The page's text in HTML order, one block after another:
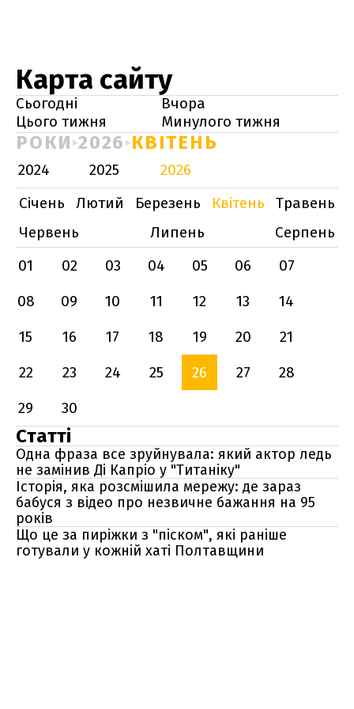
Карта сайту
Сьогодні
Вчора
Цього тижня
Минулого тижня
РОКИ 2026 КВІТЕНЬ
2024 2025
2026
Січень
Лютий Березень Квітень
Травень
Червень
Липень
Серпень
01
02 03 04 05 06
07
08
09 10 11 12 13
14
15
16 17 18 19 20
21
22
23 24 25 26 27
28
29
30
Статті
Одна фраза все зруйнувала: який актор ледь
не замінив Ді Капріо у "Титаніку"
Історія, яка розсмішила мережу: де зараз
бабуся з відео про незвичне бажання на 95
років
Що це за пиріжки з "піском", які раніше
готували у кожній хаті Полтавщини